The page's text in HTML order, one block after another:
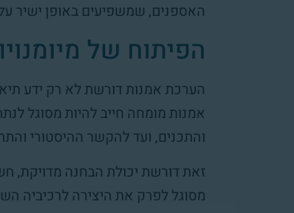
האספנים, שמשפיעים באופן ישיר
הפיתוח של
הערכת אמנות דורשת לא רק ידע
אמנות מומחה חייב להיות מסוגל
והתכנים, ועד להקשר ההיסטורי
זאת דורשת יכולת הבחנה מדויקת,
מסוגל לפרק את היצירה לרכיביה